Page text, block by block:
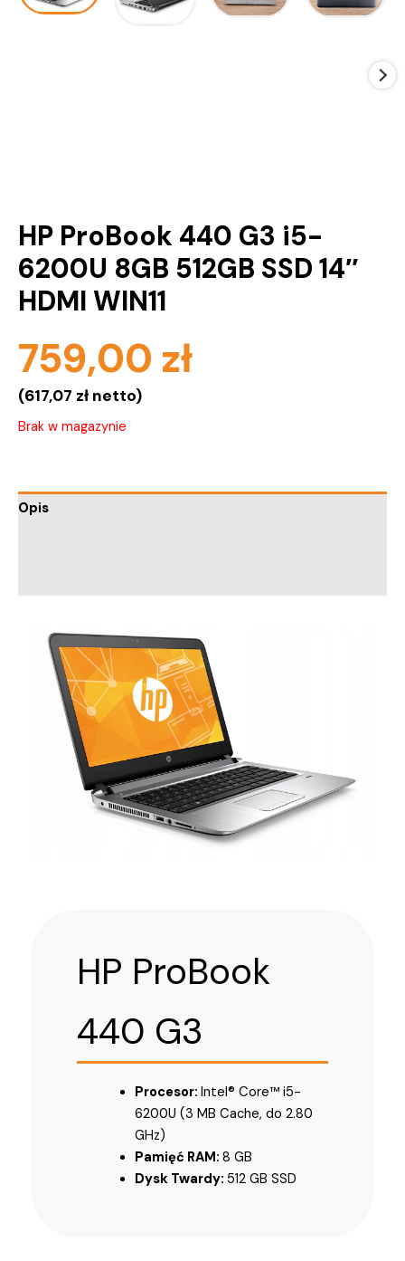
HP ProBook 440 G3 i5-
6200U 8GB 512GB SSD 14″
HDMI WIN11
759,00 zł
(617,07 zł netto)
Brak w magazynie
Opis
HP ProBook
440 G3
Procesor: Intel® Core™ i5-
6200U (3 MB Cache, do 2.80
GHz)
Pamięć RAM: 8 GB
Dysk Twardy: 512 GB SSD